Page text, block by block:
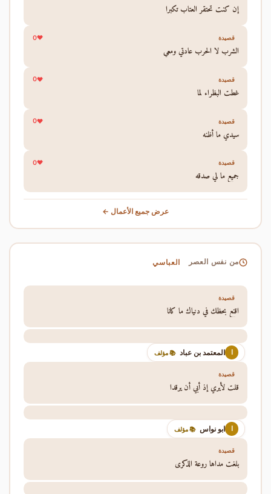
إن كنت تحتقر العتاب تكبرا
قصيدة 0
الشرب لا الحرب عادتي ومعي
قصيدة 0
غطت البظراء لما
قصيدة 0
سيدي ما أظنه
قصيدة 0
جميع ما لي صدقه
عرض جميع الأعمال ←
من نفس العصر العباسي
قصيدة
اقنع بحظك في دنياك ما كانا
ا المعتمد بن عباد 📚 مؤلف
قصيدة
قلت لأيري إذ أبي أن يرقدا
ا ابو نواس 📚 مؤلف
قصيدة
بلغت مداها روعة الذكرى